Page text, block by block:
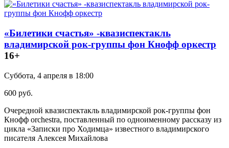
«Билетики счастья» -квазиспектакль
владимирской рок-группы фон Кнофф оркестр
16+
Суббота, 4 апреля в 18:00
600 руб.
Очередной квазиспектакль владимирской рок-группы фон
Кнофф orchestra, поставленный по одноименному рассказу из
цикла «Записки про Ходимца» известного владимирского
писателя Алексея Михайлова